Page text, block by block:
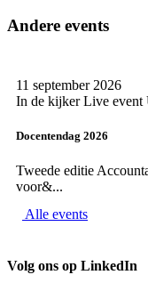
Andere events
11 september 2026
In de kijker Live event
Docentendag 2026
Tweede editie
voor&...
Alle events
Volg ons op LinkedIn